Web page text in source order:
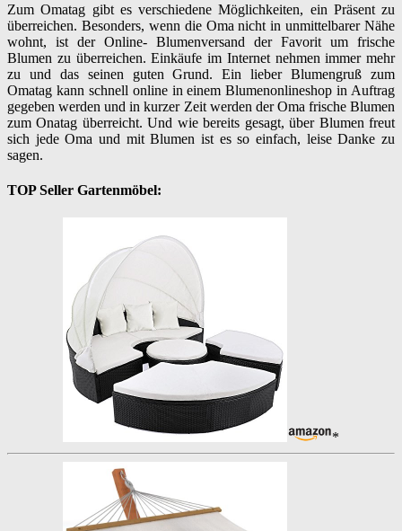
Zum Omatag gibt es verschiedene Möglichkeiten, ein Präsent zu
überreichen. Besonders, wenn die Oma nicht in unmittelbarer Nähe
wohnt, ist der Online- Blumenversand der Favorit um frische
Blumen zu überreichen. Einkäufe im Internet nehmen immer mehr
zu und das seinen guten Grund. Ein lieber Blumengruß zum
Omatag kann schnell online in einem Blumenonlineshop in Auftrag
gegeben werden und in kurzer Zeit werden der Oma frische Blumen
zum Onatag überreicht. Und wie bereits gesagt, über Blumen freut
sich jede Oma und mit Blumen ist es so einfach, leise Danke zu
sagen.
TOP Seller Gartenmöbel:
*